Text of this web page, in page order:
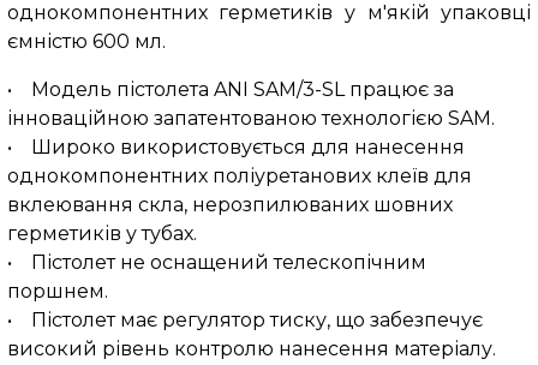
однокомпонентних герметиків у м'якій упаковці
ємністю 600 мл.
• Модель пістолета ANI SAM/3-SL працює за
інноваційною запатентованою технологією SAM.
• Широко використовується для нанесення
однокомпонентних поліуретанових клеїв для
вклеювання скла, нерозпилюваних шовних
герметиків у тубах.
• Пістолет не оснащений телескопічним
поршнем.
• Пістолет має регулятор тиску, що забезпечує
високий рівень контролю нанесення матеріалу.